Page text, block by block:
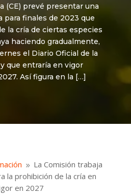
(CE) prevé presentar una
para finales de 2023 que
la cría de ciertas especies
haciendo gradualmente,
el Diario Oficial de la
que entraría en vigor
Así figura en la […]
9 La Comisión trabaja
la prohibición de la cría en
en 2027